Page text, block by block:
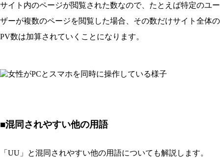
サイト内のページが閲覧された数なので、たとえば特定のユー
ザーが複数のページを閲覧した場合、その数だけサイト全体の
PV数は加算されていくことになります。
■混同されやすい他の用語
「UU」と混同されやすい他の用語についても解説します。